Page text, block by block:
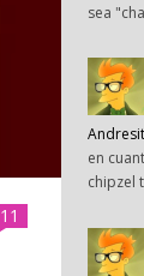
11
sea
en
chipzel